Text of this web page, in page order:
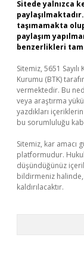
Sitede yalnızca
taşımamakta
paylaşım
benzerlikleri
Sitemiz, 5651
Kurumu (BTK)
vermektedir. Bu
veya araştırma
yazdıkları
bu sorumluluğu
Sitemiz, kar amacı
platformudur.
düşündüğünüz
bildirmeniz
kaldırılacaktır.